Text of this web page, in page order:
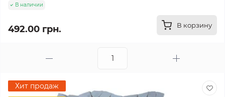
В наличии
492.00 грн. В корзину
Хит продаж